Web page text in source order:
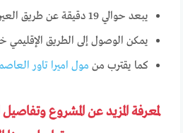
يبعد حوالي 19 دقيقة عن طريق العين السخنة.
يمكن الوصول إلى الطريق الإقليمي خلال 8
كما يقترب من مول اميرا تاور
لمعرفة المزيد عن المشروع